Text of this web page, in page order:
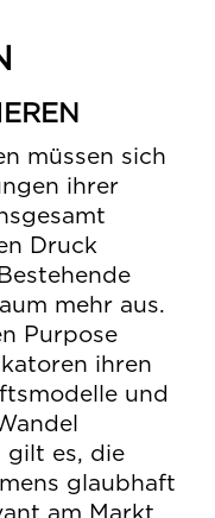
müssen sich
ihrer
Druck
mehr aus.
Purpose
ihren
und
gilt es, die
glaubhaft